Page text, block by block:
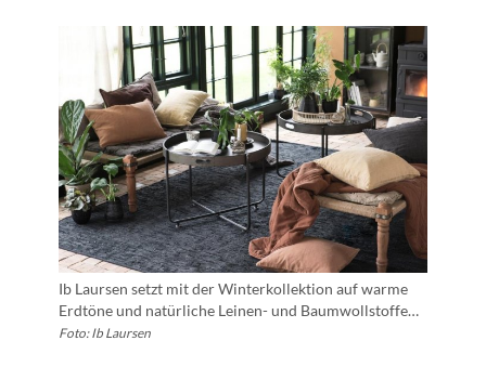
Ib Laursen setzt mit der Winterkollektion auf warme
Erdtöne und natürliche Leinen- und Baumwollstoffe…
Foto: Ib Laursen